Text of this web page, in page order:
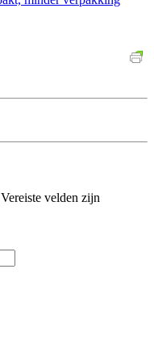
Vereiste velden zijn